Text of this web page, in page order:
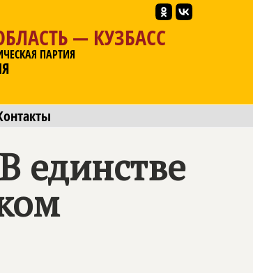
— КУЗБАСС
ПАРТИЯ
единстве